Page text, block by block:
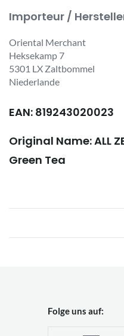
Importeur /
Oriental Merchant
Heksekamp 7
5301 LX Zaltbommel
Niederlande
EAN: 819243020023
Original Name: ALL
Green Tea
Folge uns auf: